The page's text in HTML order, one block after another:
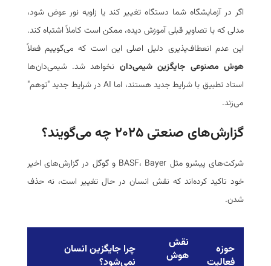
اگر در آزمایشگاه شما دستگاه تغییر کند یا زاویه نور عوض شود،
مدلی که با تصاویر قبلی آموزش دیده، ممکن است کاملاً اشتباه کند.
این عدم انعطاف‌پذیری دلیل اصلی این است که می‌گوییم فعلاً
هوش مصنوعی جایگزین شیمی‌دان نخواهد شد. شیمی‌دان‌ها
استاد تطبیق با شرایط جدید هستند، اما AI در شرایط جدید "توهم"
می‌زند.
گزارش‌های صنعتی ۲۰۲۵ چه می‌گویند؟
شرکت‌های پیشرو مثل BASF، Bayer و گوگل در گزارش‌های اخیر
خود تاکید کرده‌اند که نقش انسان در حال تغییر است، نه حذف
شدن.
حوزه
فعالیت
نقش
هوش
چرا جایگزین انسان
نمی‌شود؟